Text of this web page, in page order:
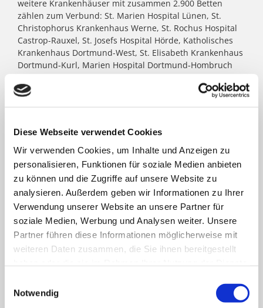
Diese Webseite verwendet Cookies
Wir verwenden Cookies, um Inhalte und Anzeigen zu
personalisieren, Funktionen für soziale Medien anbieten
zu können und die Zugriffe auf unsere Website zu
analysieren. Außerdem geben wir Informationen zu Ihrer
Verwendung unserer Website an unsere Partner für
soziale Medien, Werbung und Analysen weiter. Unsere
Partner führen diese Informationen möglicherweise mit
weiteren Daten zusammen, die Sie ihnen bereitgestellt
Notwendig
weitere Krankenhäuser mit zusammen 2.900 Betten
zählen zum Verbund: St. Marien Hospital Lünen, St.
Christophorus Krankenhaus Werne, St. Rochus Hospital
Castrop-Rauxel, St. Josefs Hospital Hörde, Katholisches
Krankenhaus Dortmund-West, St. Elisabeth Krankenhaus
Dortmund-Kurl, Marien Hospital Dortmund-Hombruch
sowie für das St. Johannes Hospital im Zentrum von
Dortmund. Darüber hinaus agieren unter dem Paulus-
Dach Altenheime und eine Jugendhilfe-Einrichtung. Die
katholischen Trägern in Nordrhein- Westfalen; rund
8.500 Menschen arbeiten für das Wohl der ihnen
anvertrauten Patient:innen, Bewohner:innen, Kinder und
Jugendlichen.
FACHBEREICHE
Klinik für Allgemein-, Viszeral- und minimal-
invasive Chirurgie
Klinik für Anästhesiologie & Intensivmedizin